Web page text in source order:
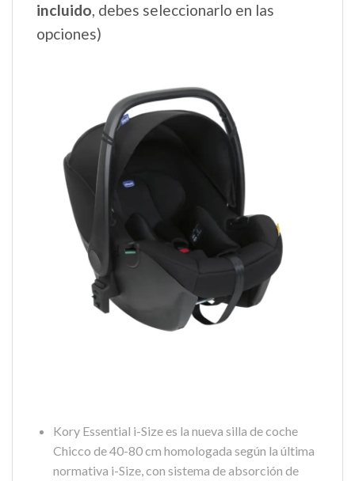
incluido, debes seleccionarlo en las
opciones)
Kory Essential i-Size es la nueva silla de coche
Chicco de 40-80 cm homologada según la última
normativa i-Size, con sistema de absorción de